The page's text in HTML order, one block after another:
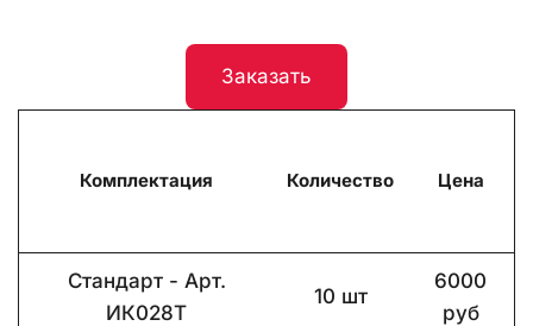
Заказать
Комплектация Количество Цена
Стандарт - Арт.
ИК028Т
10 шт
6000
руб